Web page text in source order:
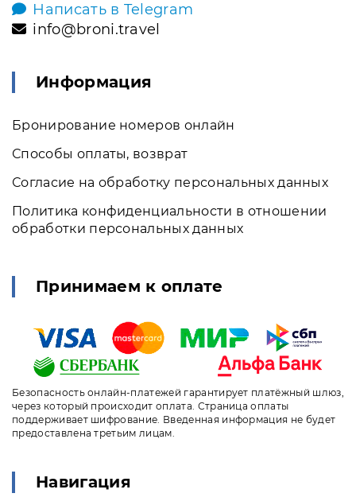
Написать в Telegram
info@broni.travel
Информация
Бронирование номеров онлайн
Способы оплаты, возврат
Согласие на обработку персональных данных
Политика конфиденциальности в отношении
обработки персональных данных
Принимаем к оплате
Безопасность онлайн-платежей гарантирует платёжный шлюз,
через который происходит оплата. Страница оплаты
поддерживает шифрование. Введенная информация не будет
предоставлена третьим лицам.
Навигация